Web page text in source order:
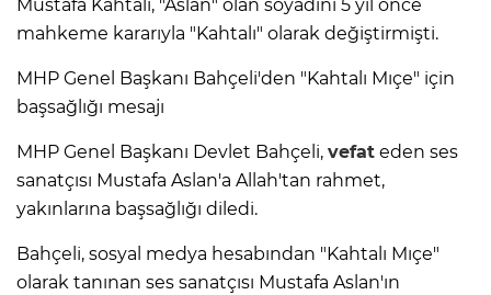
Mustafa Kahtalı, "Aslan" olan soyadını 5 yıl önce
mahkeme kararıyla "Kahtalı" olarak değiştirmişti.
MHP Genel Başkanı Bahçeli'den "Kahtalı Mıçe" için
başsağlığı mesajı
MHP Genel Başkanı Devlet Bahçeli, vefat eden ses
sanatçısı Mustafa Aslan'a Allah'tan rahmet,
yakınlarına başsağlığı diledi.
Bahçeli, sosyal medya hesabından "Kahtalı Mıçe"
olarak tanınan ses sanatçısı Mustafa Aslan'ın